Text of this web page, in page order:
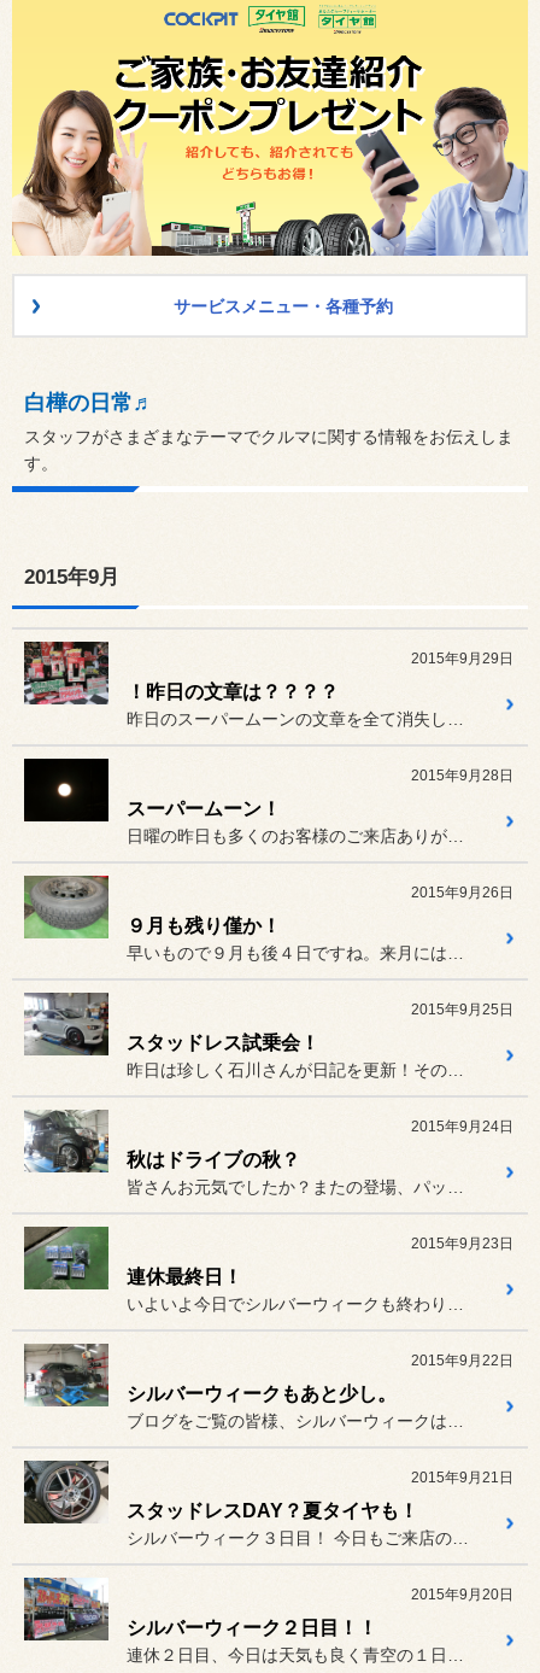
サービスメニュー・各種予約
白樺の日常♬
スタッフがさまざまなテーマでクルマに関する情報をお伝えしま
す。
2015年9月
2015年9月29日
！昨日の文章は？？？？
2015年9月28日
スーパームーン！
2015年9月26日
９月も残り僅か！
2015年9月25日
スタッドレス試乗会！
2015年9月24日
秋はドライブの秋？
2015年9月23日
連休最終日！
2015年9月22日
シルバーウィークもあと少し。
2015年9月21日
スタッドレスDAY？夏タイヤも！
2015年9月20日
シルバーウィーク２日目！！